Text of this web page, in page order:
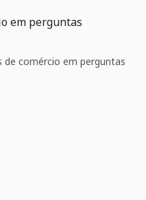
em perguntas
de comércio em perguntas